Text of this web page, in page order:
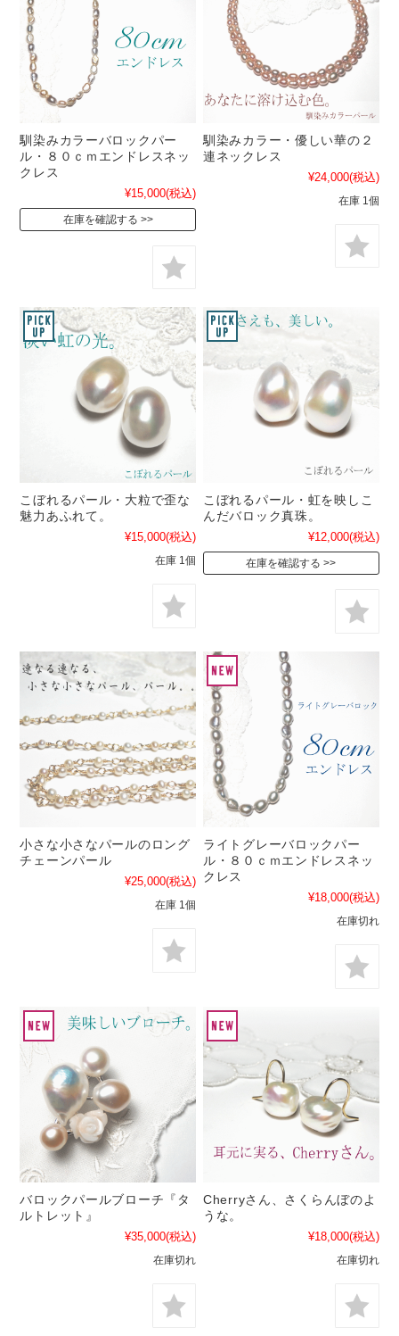
馴染みカラーバロックパー
ル・８０ｃｍエンドレスネッ
クレス
¥15,000(税込)
在庫を確認する
馴染みカラー・優しい華の２
連ネックレス
¥24,000(税込)
在庫 1個
こぼれるパール・大粒で歪な
魅力あふれて。
¥15,000(税込)
在庫 1個
こぼれるパール・虹を映しこ
んだバロック真珠。
¥12,000(税込)
在庫を確認する
小さな小さなパールのロング
チェーンパール
¥25,000(税込)
在庫 1個
ライトグレーバロックパー
ル・８０ｃｍエンドレスネッ
クレス
¥18,000(税込)
在庫切れ
バロックパールブローチ『タ
ルトレット』
¥35,000(税込)
在庫切れ
Cherryさん、さくらんぼのよ
うな。
¥18,000(税込)
在庫切れ